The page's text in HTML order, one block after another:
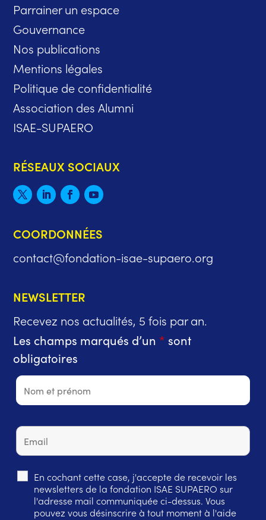
Parrainer un espace
Gouvernance
Nos publications
Mentions légales
Politique de confidentialité
Association des Alumni
ISAE-SUPAERO
RÉSEAUX SOCIAUX
COORDONNÉES
contact@fondation-isae-supaero.org
NEWSLETTER
Recevez nos actualités, 5 fois par an.
Les champs marqués d’un * sont
obligatoires
En cochant cette case, j'accepte de recevoir les
newsletters de la fondation ISAE SUPAERO sur
l'adresse mail communiquée ci-dessus. Vous
pouvez vous désinscrire à tout moment à l'aide